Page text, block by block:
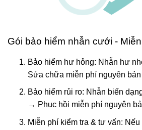
Gói bảo hiểm nhẫn cưới -
Bảo hiểm hư hỏng: Nhẫn hư
Sửa chữa miễn phí nguyên
Bảo hiểm rủi ro: Nhẫn biến
→ Phục hồi miễn phí nguyên
Miễn phí kiểm tra & tư vấn: